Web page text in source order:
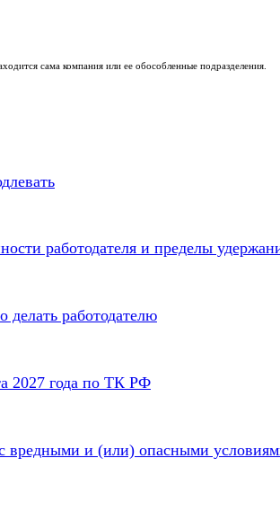
сама компания или ее обособленные подразделения.
работодателя и пределы
делать работодателю
2027 года по ТК РФ
вредными и (или) опасными